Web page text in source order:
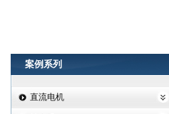
案例系列
直流电机